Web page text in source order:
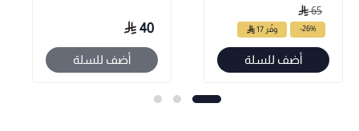
65
-26% وفّر 17
أضف للسلة
40
أضف للسلة